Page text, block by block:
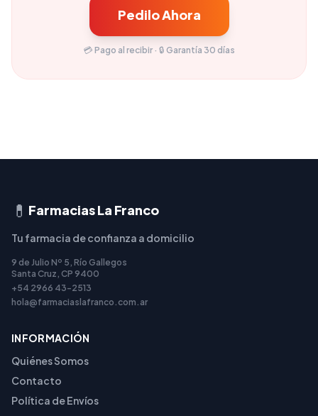
Pedilo Ahora
💳 Pago al recibir · 🔒 Garantía 30 días
💊 Farmacias La Franco
Tu farmacia de confianza a domicilio
9 de Julio Nº 5, Río Gallegos
Santa Cruz, CP 9400
+54 2966 43-2513
hola@farmaciaslafranco.com.ar
INFORMACIÓN
Quiénes Somos
Contacto
Política de Envíos